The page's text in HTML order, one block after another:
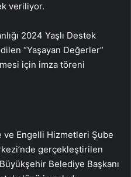
veriliyor.
2024 Yaşlı Destek
“Yaşayan Değerler”
için imza töreni
Engelli Hizmetleri Şube
gerçekleştirilen
Belediye Başkanı